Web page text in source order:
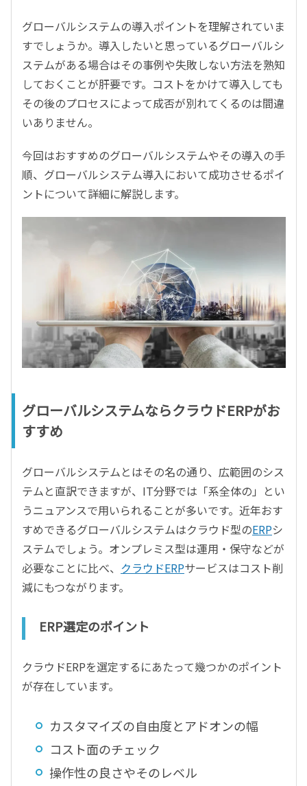
CRM／営業支援／Eコマース
DX（2025年の崖）／クラウドコンピューティング
データ分析／BI
ガバナンス／リスク管理
BPR／業務改善
グローバルシステムの導入ポイントを理解されていま
すでしょうか。導入したいと思っているグローバルシ
ステムがある場合はその事例や失敗しない方法を熟知
しておくことが肝要です。コストをかけて導入しても
その後のプロセスによって成否が別れてくるのは間違
いありません。
今回はおすすめのグローバルシステムやその導入の手
順、グローバルシステム導入において成功させるポイ
ントについて詳細に解説します。
グローバルシステムならクラウドERPがお
すすめ
グローバルシステムとはその名の通り、広範囲のシス
テムと直訳できますが、IT分野では「系全体の」とい
うニュアンスで用いられることが多いです。近年おす
すめできるグローバルシステムはクラウド型のERPシ
ステムでしょう。オンプレミス型は運用・保守などが
必要なことに比べ、 クラウドERPサービスはコスト削
減にもつながります。
ERP選定のポイント
クラウドERPを選定するにあたって幾つかのポイント
が存在しています。
カスタマイズの自由度とアドオンの幅
コスト面のチェック
操作性の良さやそのレベル